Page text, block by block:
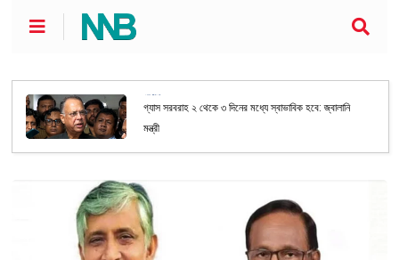
গ্যাস সরবরাহ ২ থেকে ৩ দিনের মধ্যে স্বাভাবিক হবে: জ্বালানি
মন্ত্রী